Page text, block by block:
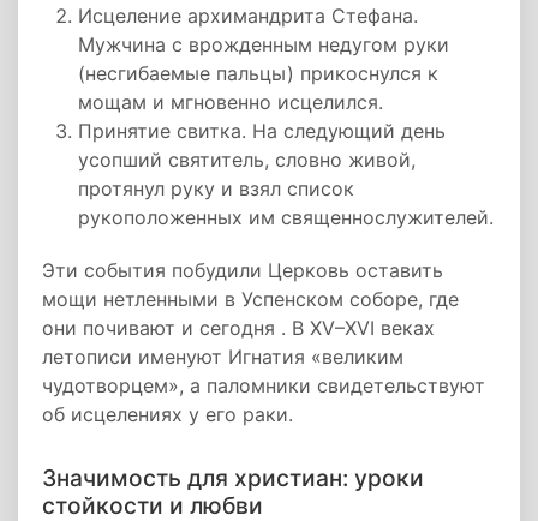
Исцеление архимандрита Стефана.
Мужчина с врожденным недугом руки
(несгибаемые пальцы) прикоснулся к
мощам и мгновенно исцелился.
Принятие свитка. На следующий день
усопший святитель, словно живой,
протянул руку и взял список
рукоположенных им священнослужителей.
Эти события побудили Церковь оставить
мощи нетленными в Успенском соборе, где
они почивают и сегодня . В XV–XVI веках
летописи именуют Игнатия «великим
чудотворцем», а паломники свидетельствуют
об исцелениях у его раки.
Значимость для христиан: уроки
стойкости и любви